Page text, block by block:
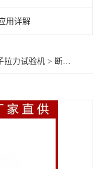
用详解
拉力试验机 > 断裂伸长率测试仪